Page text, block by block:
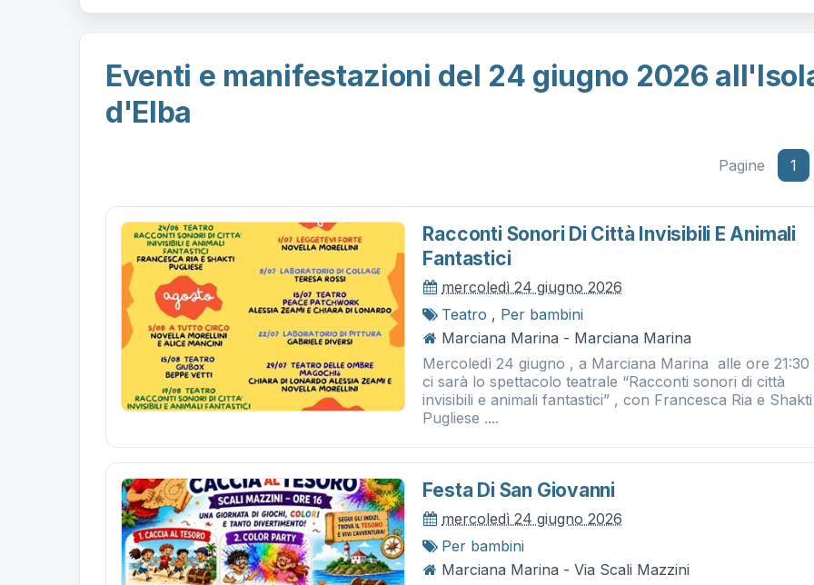
Eventi e manifestazioni del 24 giugno 2026
d'Elba
Pagine 1
Racconti Sonori Di Città Invisibili E Animali
Fantastici
mercoledì 24 giugno 2026
Teatro , Per bambini
Marciana Marina - Marciana Marina
Mercoledì 24 giugno , a Marciana Marina alle ore 21:30
ci sarà lo spettacolo teatrale “Racconti sonori di città
invisibili e animali fantastici” , con Francesca Ria e Shakti
Pugliese ....
Festa Di San Giovanni
mercoledì 24 giugno 2026
Per bambini
Marciana Marina - Via Scali Mazzini